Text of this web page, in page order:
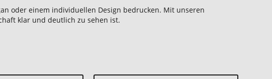
oder einem individuellen Design bedrucken. Mit unseren
klar und deutlich zu sehen ist.